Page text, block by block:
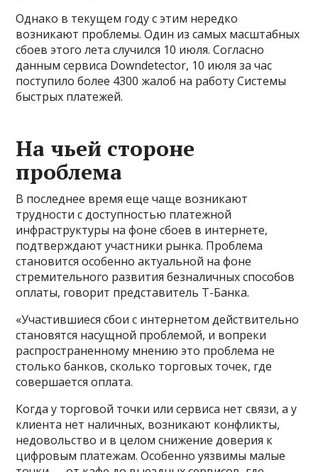
Однако в текущем году с этим нередко
возникают проблемы. Один из самых масштабных
сбоев этого лета случился 10 июля. Согласно
данным сервиса Downdetector, 10 июля за час
поступило более 4300 жалоб на работу Системы
быстрых платежей.
На чьей стороне
проблема
В последнее время еще чаще возникают
трудности с доступностью платежной
инфраструктуры на фоне сбоев в интернете,
подтверждают участники рынка. Проблема
становится особенно актуальной на фоне
стремительного развития безналичных способов
оплаты, говорит представитель Т-Банка.
«Участившиеся сбои с интернетом действительно
становятся насущной проблемой, и вопреки
распространенному мнению это проблема не
столько банков, сколько торговых точек, где
совершается оплата.
Когда у торговой точки или сервиса нет связи, а у
клиента нет наличных, возникают конфликты,
недовольство и в целом снижение доверия к
цифровым платежам. Особенно уязвимы малые